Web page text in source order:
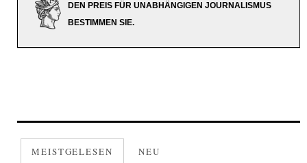
DEN PREIS FÜR UNABHÄNGIGEN JOURNALISMUS
BESTIMMEN SIE.
MEISTGELESEN NEU